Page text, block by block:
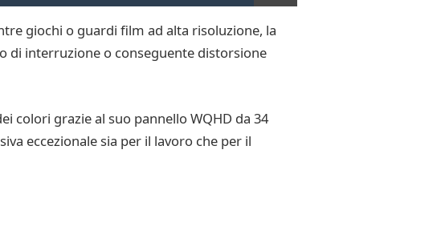
giochi o guardi film ad alta risoluzione, la
di interruzione o conseguente distorsione
colori grazie al suo pannello WQHD da 34
eccezionale sia per il lavoro che per il